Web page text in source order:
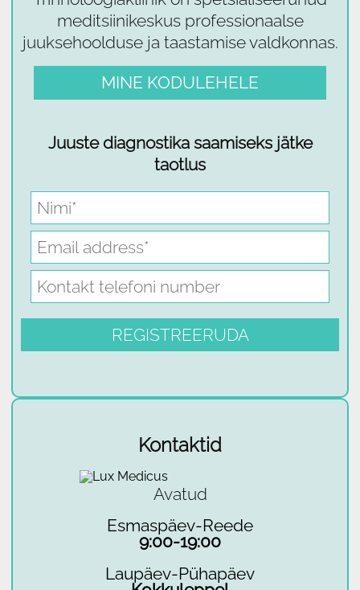
meditsiinikeskus professionaalse
juuksehoolduse ja taastamise valdkonnas.
MINE KODULEHELE
Juuste diagnostika saamiseks jätke
taotlus
Kontaktid
Avatud
Esmaspäev-Reede
9:00-19:00
Laupäev-Pühapäev